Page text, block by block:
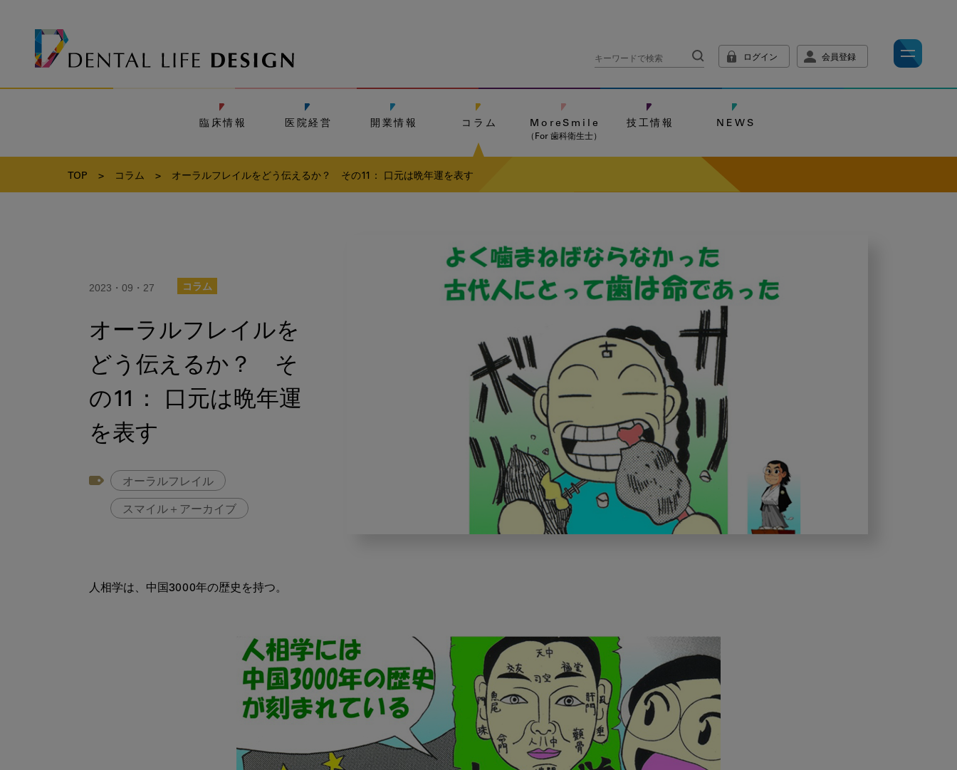
ログイン 会員登録
臨床情報 医院経営 開業情報 コラム MoreSmile
（For 歯科衛生士）
技工情報 NEWS
TOP > コラム > オーラルフレイルをどう伝えるか？ その11： 口元は晩年運を表す
2023・09・27 コラム
オーラルフレイルを
どう伝えるか？ そ
の11： 口元は晩年運
を表す
オーラルフレイル
スマイル＋アーカイブ
ル
を
ど
う
伝
る
か？
人相学は、中国3000年の歴史を持つ。